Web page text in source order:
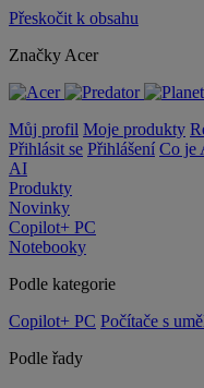
Přeskočit k obsahu
Značky Acer
Můj profil Moje produkty
Přihlásit se Přihlášení Co je
AI
Produkty
Novinky
Copilot+ PC
Notebooky
Podle kategorie
Copilot+ PC Počítače s
Podle řady